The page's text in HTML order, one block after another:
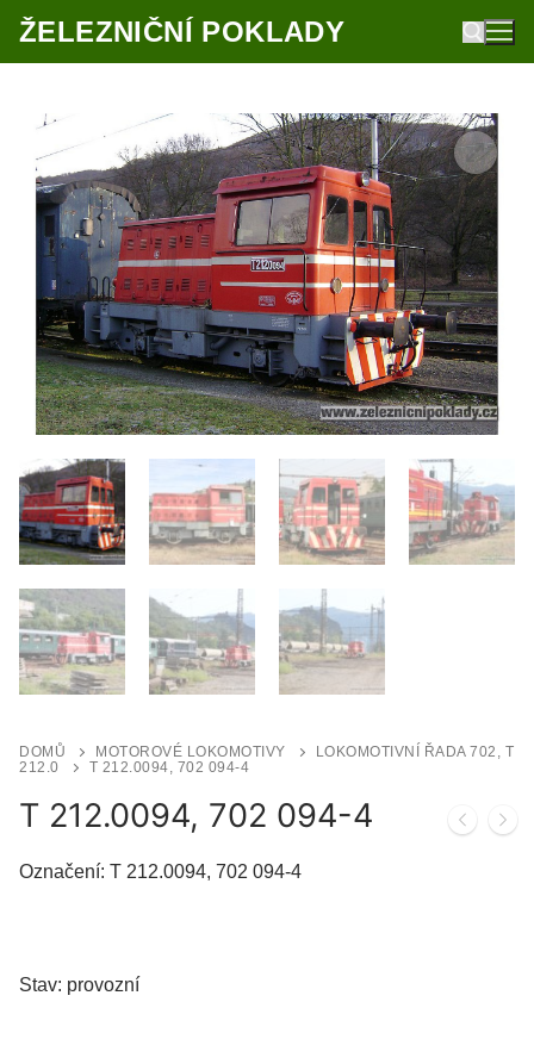
Přeskočit
naŽELEZNIČNÍ POKLADY
Hledat:
DOMŮ MOTOROVÉ LOKOMOTIVY
LOKOMOTIVNÍ ŘADA 702, T
212.0
T 212.0094, 702 094-4
T 212.0094, 702 094-4
Označení: T 212.0094, 702 094-4
Stav: provozní